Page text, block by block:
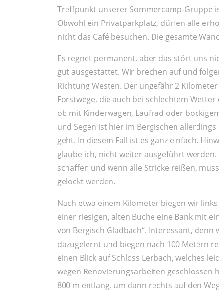
Treffpunkt unserer Sommercamp-Gruppe
Obwohl ein Privatparkplatz, dürfen alle
nicht das Café besuchen. Die gesamte
Es regnet permanent, aber das stört uns
gut ausgestattet. Wir brechen auf und
Richtung Westen. Der ungefähr 2
Forstwege, die auch bei schlechtem
ob mit Kinderwagen, Laufrad oder
und Segen ist hier im Bergischen
geht. In diesem Fall ist es ganz einfach.
glaube ich, nicht weiter ausgeführt
schaffen und wenn alle Stricke reißen,
gelockt werden.
Nach etwa einem Kilometer biegen wir
einer riesigen, alten Buche eine Bank mit
von Bergisch Gladbach“. Interessant,
dazugelernt und biegen nach 100 Metern
einen Blick auf Schloss Lerbach, welches
wegen Renovierungsarbeiten geschlossen
800 m entlang, um dann rechts auf den